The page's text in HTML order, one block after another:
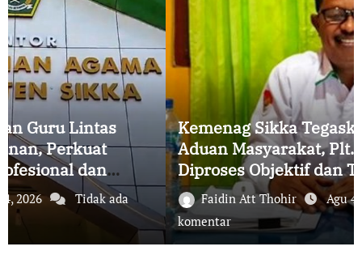
Kemenag Sikka Tegaskan Tak Abaikan
Aduan Masyarakat, Plt. Kanan; Semua
Diproses Objektif dan Transparan
Faidin Att Thohir Agu 4, 2026
Tidak ada